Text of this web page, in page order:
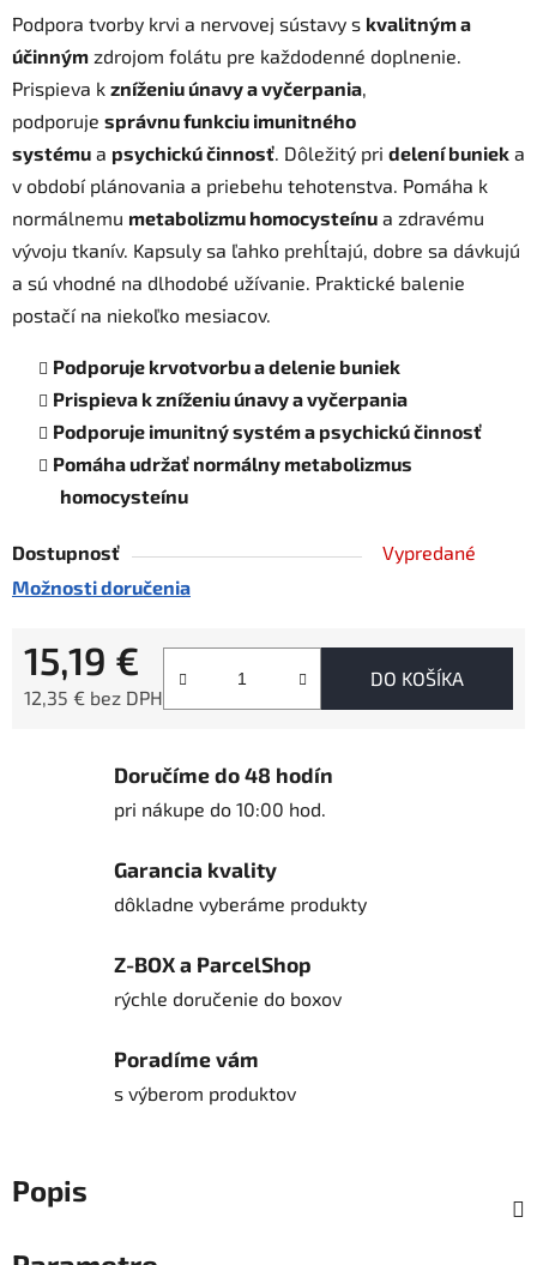
Podpora tvorby krvi a nervovej sústavy s kvalitným a
účinným zdrojom folátu pre každodenné doplnenie.
Prispieva k zníženiu únavy a vyčerpania,
podporuje správnu funkciu imunitného
systému a psychickú činnosť. Dôležitý pri delení buniek a
v období plánovania a priebehu tehotenstva. Pomáha k
normálnemu metabolizmu homocysteínu a zdravému
vývoju tkanív. Kapsuly sa ľahko prehĺtajú, dobre sa dávkujú
a sú vhodné na dlhodobé užívanie. Praktické balenie
postačí na niekoľko mesiacov.
Podporuje krvotvorbu a delenie buniek
Prispieva k zníženiu únavy a vyčerpania
Podporuje imunitný systém a psychickú činnosť
Pomáha udržať normálny metabolizmus
homocysteínu
Dostupnosť
Vypredané
Možnosti doručenia
15,19 €
12,35 € bez DPH
DO KOŠÍKA
Doručíme do 48 hodín
pri nákupe do 10:00 hod.
Garancia kvality
dôkladne vyberáme produkty
Z-BOX a ParcelShop
rýchle doručenie do boxov
Poradíme vám
s výberom produktov
Popis